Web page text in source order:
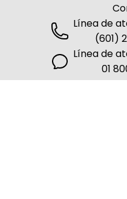
Línea de
(601)
Línea de
01